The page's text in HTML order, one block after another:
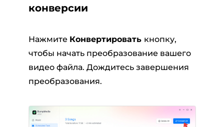
конверсии
Нажмите Конвертировать кнопку,
чтобы начать преобразование вашего
видео файла. Дождитесь завершения
преобразования.